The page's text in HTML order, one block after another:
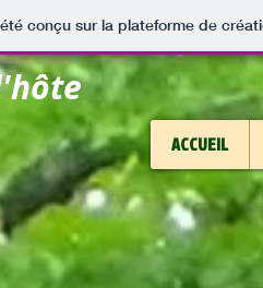
conçu sur la plateforme de
ACCUEIL